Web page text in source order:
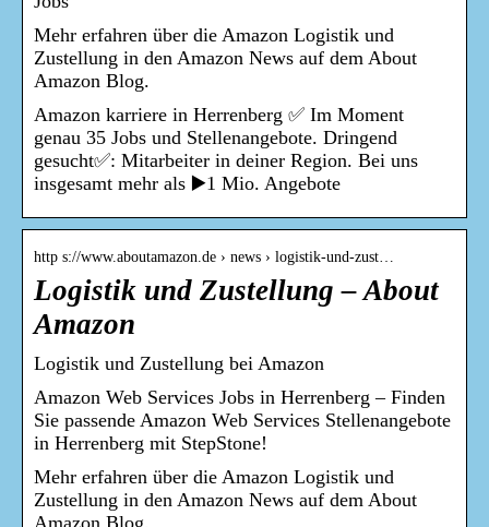
Mehr erfahren über die Amazon Logistik und
Zustellung in den Amazon News auf dem About
Amazon Blog.
Amazon karriere in Herrenberg ✅ Im Moment
genau 35 Jobs und Stellenangebote. Dringend
gesucht✅: Mitarbeiter in deiner Region. Bei uns
insgesamt mehr als ▶️1 Mio. Angebote
http s://www.aboutamazon.de › news › logistik-und-zust…
Logistik und Zustellung – About
Amazon
Logistik und Zustellung bei Amazon
Amazon Web Services Jobs in Herrenberg – Finden
Sie passende Amazon Web Services Stellenangebote
in Herrenberg mit StepStone!
Mehr erfahren über die Amazon Logistik und
Zustellung in den Amazon News auf dem About